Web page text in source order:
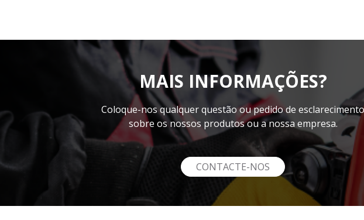
MAIS INFORMAÇÕES?
Coloque-nos qualquer questão ou pedido de esclarecimento
sobre os nossos produtos ou a nossa empresa.
CONTACTE-NOS